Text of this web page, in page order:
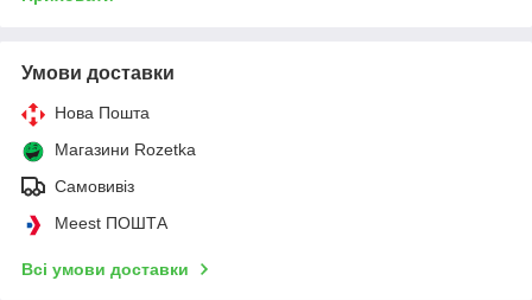
Умови доставки
Нова Пошта
Магазини Rozetka
Самовивіз
Meest ПОШТА
Всі умови доставки